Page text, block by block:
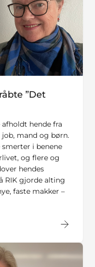
”Det
hende fra
mand og børn.
smerter i benene
og flere og
hendes
RIK gjorde alting
faste makker –